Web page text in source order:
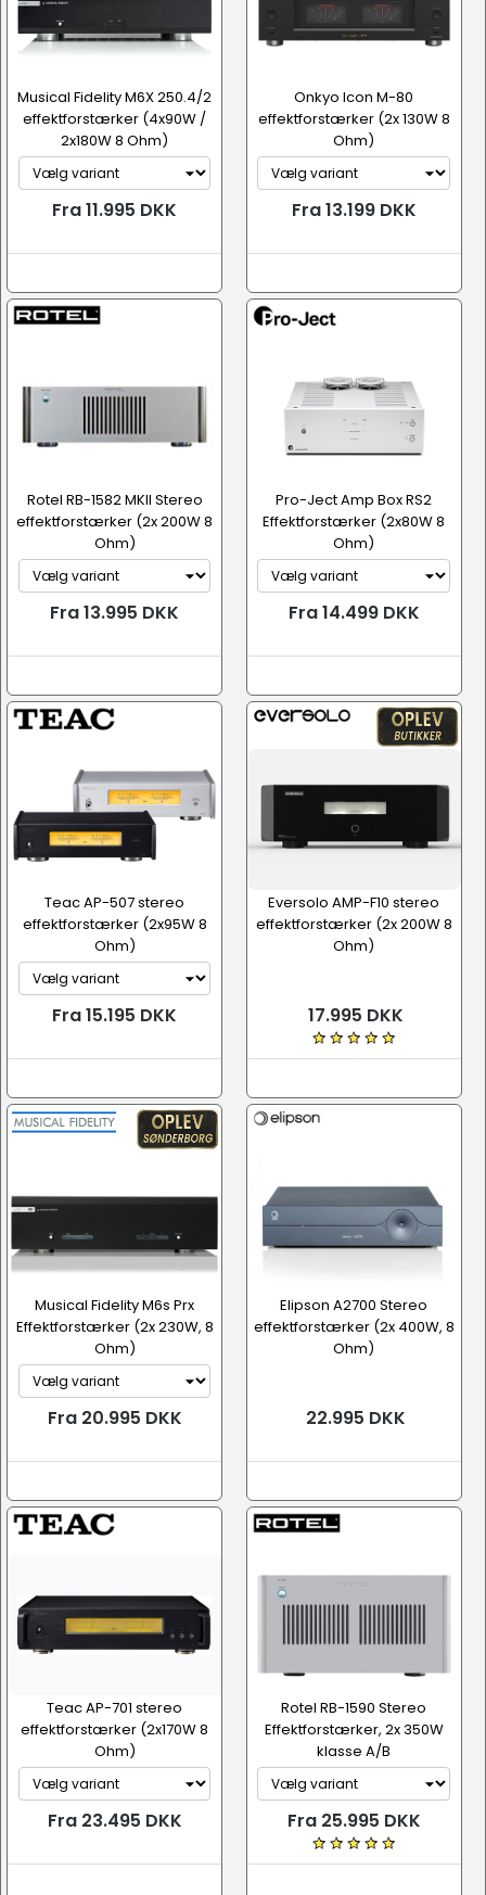
Musical Fidelity M6X 250.4/2
effektforstærker (4x90W /
2x180W 8 Ohm)
Fra 11.995 DKK
Onkyo Icon M-80
effektforstærker (2x 130W 8
Ohm)
Fra 13.199 DKK
Rotel RB-1582 MKII Stereo
effektforstærker (2x 200W 8
Ohm)
Fra 13.995 DKK
Pro-Ject Amp Box RS2
Effektforstærker (2x80W 8
Ohm)
Fra 14.499 DKK
Teac AP-507 stereo
effektforstærker (2x95W 8
Ohm)
Fra 15.195 DKK
Eversolo AMP-F10 stereo
effektforstærker (2x 200W 8
Ohm)
17.995 DKK
Musical Fidelity M6s Prx
Effektforstærker (2x 230W, 8
Ohm)
Fra 20.995 DKK
Elipson A2700 Stereo
effektforstærker (2x 400W, 8
Ohm)
22.995 DKK
Teac AP-701 stereo
effektforstærker (2x170W 8
Ohm)
Fra 23.495 DKK
Rotel RB-1590 Stereo
Effektforstærker, 2x 350W
klasse A/B
Fra 25.995 DKK